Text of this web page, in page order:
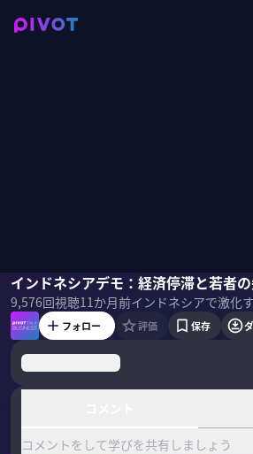
インドネシアデモ：経済停滞と若者
9,576回視聴11か月前
敦賀一平小手森千紗
フォロー 評価 保存
コメントをして学びを共有しましょう